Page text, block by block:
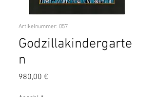
Artikelnummer: 057
Godzillakindergarte
n
980,00 €